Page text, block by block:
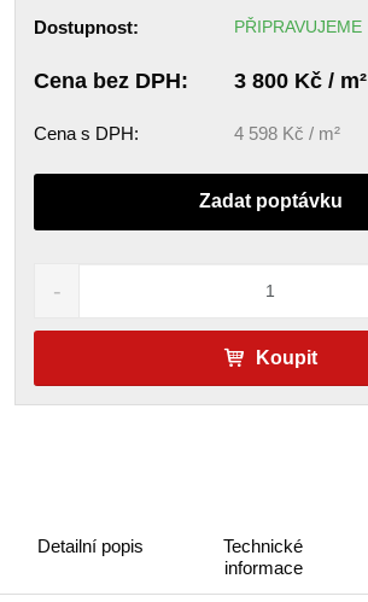
Dostupnost: PŘIPRAVUJEME
3 800 Kč / m²
Cena bez DPH:
4 598 Kč / m²
Cena s DPH:
Zadat poptávku
Koupit
Detailní popis
Technické
informace